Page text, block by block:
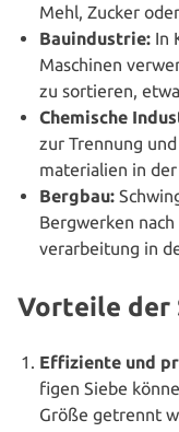
Mehl, Zucker
Bau­in­dus­trie: In
Maschinen
zu sortieren,
Chemische
zur Trennung
ma­te­ria­li­en in
Bergbau:
Berg­wer­ken
ver­ar­bei­tung in
Vorteile der
Effi­zi­en­te und
fi­gen Siebe
Größe getrennt